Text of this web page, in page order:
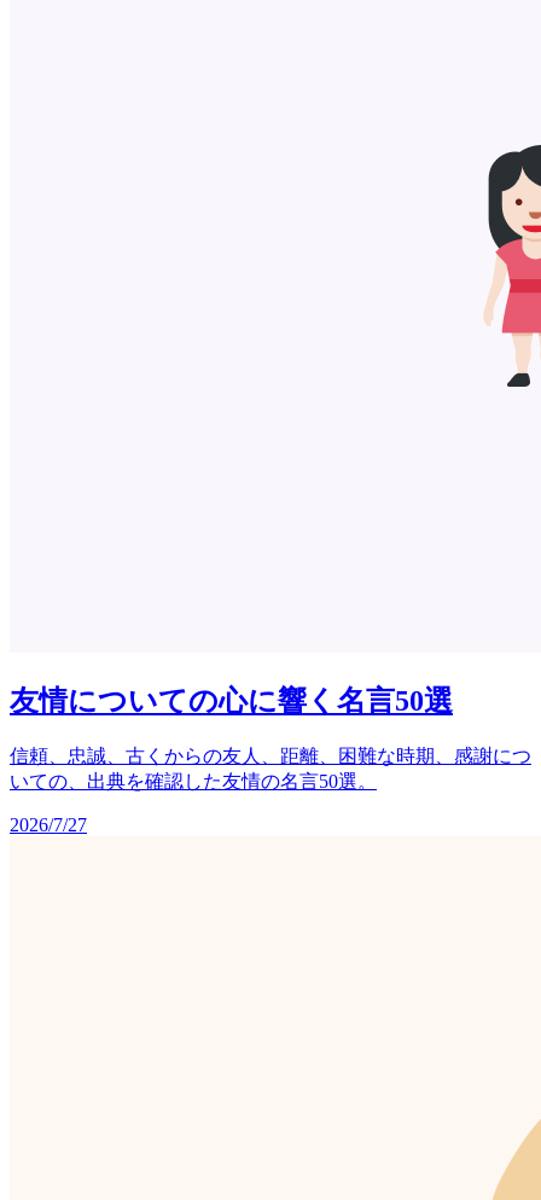
友情についての心に響く名言50選
信頼、忠誠、古くからの友人、距離、困難な時期、感謝につ
いての、出典を確認した友情の名言50選。
2026/7/27